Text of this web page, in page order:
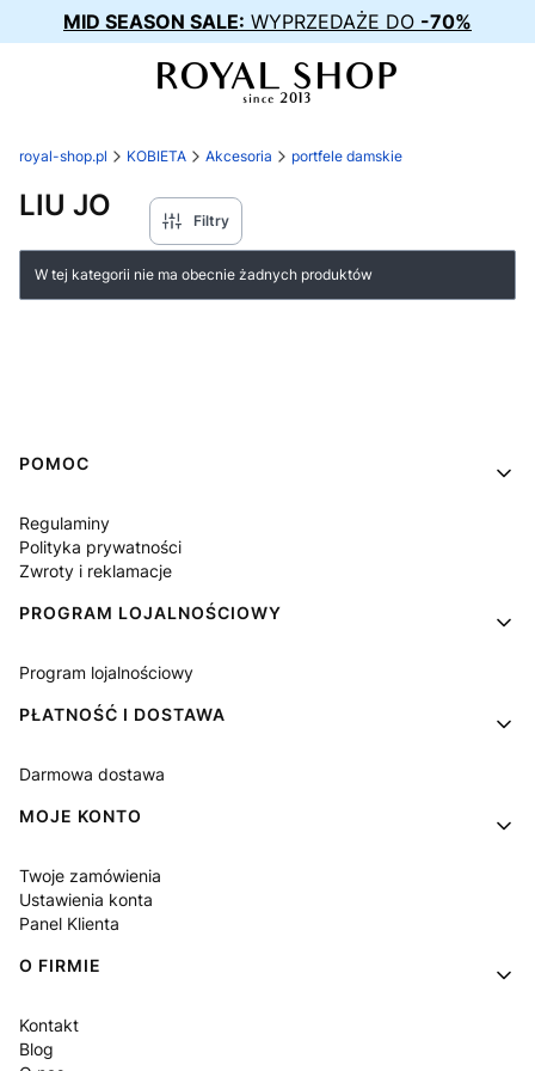
MID SEASON SALE: WYPRZEDAŻE DO -70%
royal-shop.pl KOBIETA Akcesoria portfele damskie
LIU JO Filtry
Lista produktów
W tej kategorii nie ma obecnie żadnych produktów
Linki w stopce
POMOC
Regulaminy
Polityka prywatności
Zwroty i reklamacje
PROGRAM LOJALNOŚCIOWY
Program lojalnościowy
PŁATNOŚĆ I DOSTAWA
Darmowa dostawa
MOJE KONTO
Twoje zamówienia
Ustawienia konta
Panel Klienta
O FIRMIE
Kontakt
Blog